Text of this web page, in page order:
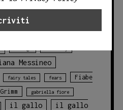
balene
Circo
CLASSICI
Messineo
fairy tales fears
Fiabe
gabriella fiore
il gallo
il gallo